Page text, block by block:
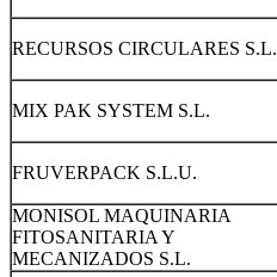
RECURSOS CIRCULARES S.L.
MIX PAK SYSTEM S.L.
FRUVERPACK S.L.U.
MONISOL MAQUINARIA
FITOSANITARIA Y
MECANIZADOS S.L.